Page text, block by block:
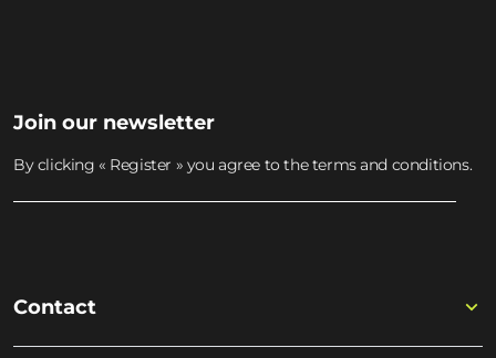
Join our newsletter
By clicking « Register » you agree to the terms and conditions.
Contact